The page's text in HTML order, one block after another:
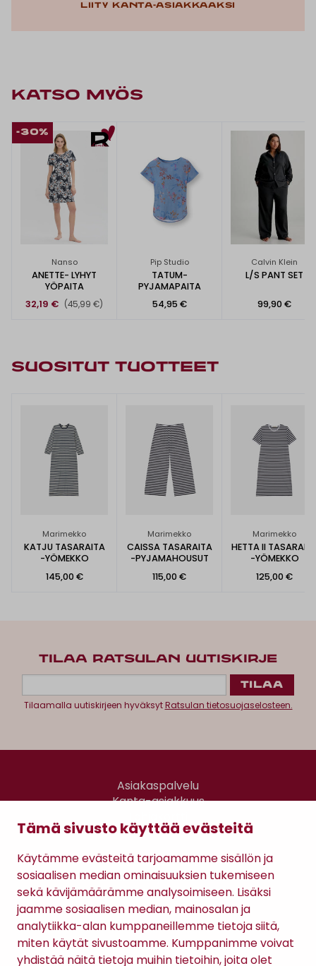
Tämä sivusto käyttää evästeitä
Käytämme evästeitä tarjoamamme sisällön ja
sosiaalisen median ominaisuuksien tukemiseen
sekä kävijämäärämme analysoimiseen. Lisäksi
jaamme sosiaalisen median, mainosalan ja
analytiikka-alan kumppaneillemme tietoja siitä,
miten käytät sivustoamme. Kumppanimme voivat
yhdistää näitä tietoja muihin tietoihin, joita olet
Liity kanta-asiakkaaksi
KATSO MYÖS
-30%
Nanso
ANETTE- LYHYT
YÖPAITA
32,19 € (45,99 €)
Pip Studio
TATUM-
PYJAMAPAITA
54,95 €
Calvin Klein
L/S PANT SET
99,90 €
SUOSITUT TUOTTEET
Marimekko
KATJU TASARAITA
-YÖMEKKO
145,00 €
Marimekko
CAISSA TASARAITA
-PYJAMAHOUSUT
115,00 €
Marimekko
HETTA II
-YÖMEKKO
125,00 €
TILAA RATSULAN UUTISKIRJE
Tilaamalla uutiskirjeen hyväksytRatsulan tietosuojaselosteen.
Asiakaspalvelu
Kanta-asiakkuus
Gomee Ratsula Café
Sopimusehdot
Tietosuojaseloste
Maksutavat